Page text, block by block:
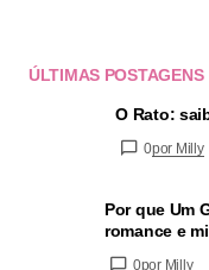
ÚLTIMAS POSTAGENS
O Rato:
0por Milly
Por que Um
romance e
0por Milly